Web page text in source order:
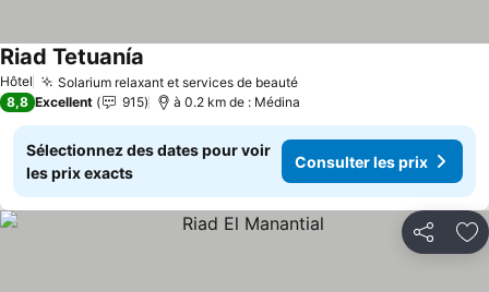
Hôtel Solarium relaxant et services de beautéConsulter les prix
Riad Tetuanía
8,8 Excellent 915 à 0.2 km de : Médina
Sélectionnez des dates pour voir
les prix exacts
Consulter les prix
Partager